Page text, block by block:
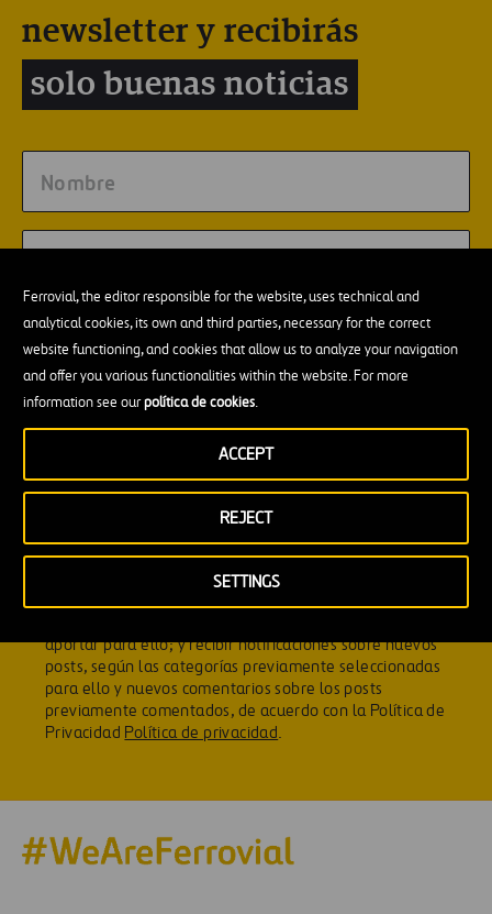
Ferrovial, the editor responsible for the website, uses technical and
analytical cookies, its own and third parties, necessary for the correct
website functioning, and cookies that allow us to analyze your navigation
and offer you various functionalities within the website. For more
information see ourpolítica de cookies.
SETTINGS
REJECT
ACCEPT
newsletter y recibirás
solo buenas noticias
No olvides leer esto!
Este sitio esta protegido por reCAPTCHA y se aplican la
Política de privacidad
Política de privacidadyAviso legal
Autorizo el tratamiento de mis datos con el fin de permitir
mi registro como usuario. Este registro me permite
aportar para ello; y recibir notificaciones sobre nuevos
posts, según las categorías previamente seleccionadas
para ello y nuevos comentarios sobre los posts
previamente comentados, de acuerdo con la Política de
Privacidad Política de privacidad.